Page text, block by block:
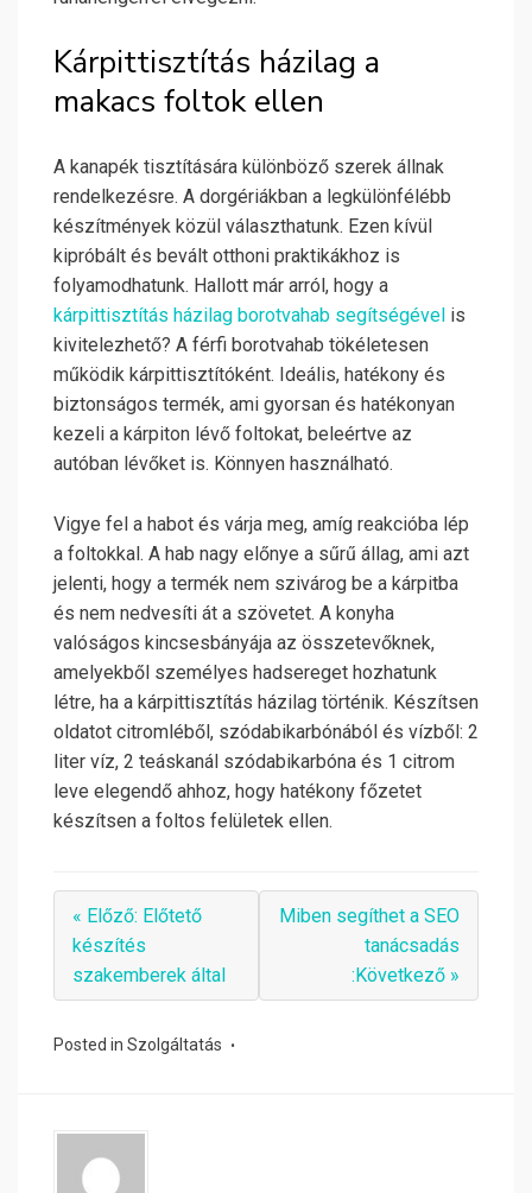
Kárpittisztítás házilag a
makacs foltok ellen
A kanapék tisztítására különböző szerek állnak
rendelkezésre. A dorgériákban a legkülönfélébb
készítmények közül választhatunk. Ezen kívül
kipróbált és bevált otthoni praktikákhoz is
folyamodhatunk. Hallott már arról, hogy a
kárpittisztítás házilag borotvahab segítségével is
kivitelezhető? A férfi borotvahab tökéletesen
működik kárpittisztítóként. Ideális, hatékony és
biztonságos termék, ami gyorsan és hatékonyan
kezeli a kárpiton lévő foltokat, beleértve az
autóban lévőket is. Könnyen használható.
Vigye fel a habot és várja meg, amíg reakcióba lép
a foltokkal. A hab nagy előnye a sűrű állag, ami azt
jelenti, hogy a termék nem szivárog be a kárpitba
és nem nedvesíti át a szövetet. A konyha
valóságos kincsesbányája az összetevőknek,
amelyekből személyes hadsereget hozhatunk
létre, ha a kárpittisztítás házilag történik. Készítsen
oldatot citromléből, szódabikarbónából és vízből: 2
liter víz, 2 teáskanál szódabikarbóna és 1 citrom
leve elegendő ahhoz, hogy hatékony főzetet
készítsen a foltos felületek ellen.
« Előző: Előtető
készítés
szakemberek által
Miben segíthet a SEO
tanácsadás
:Következő »
Posted in Szolgáltatás